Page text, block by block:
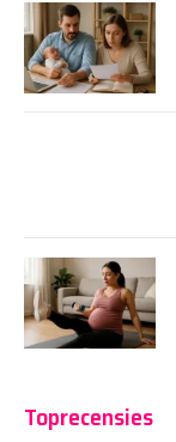
Toprecensies